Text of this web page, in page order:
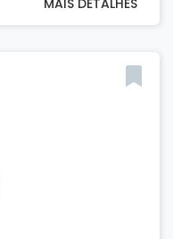
MAIS DETALHES